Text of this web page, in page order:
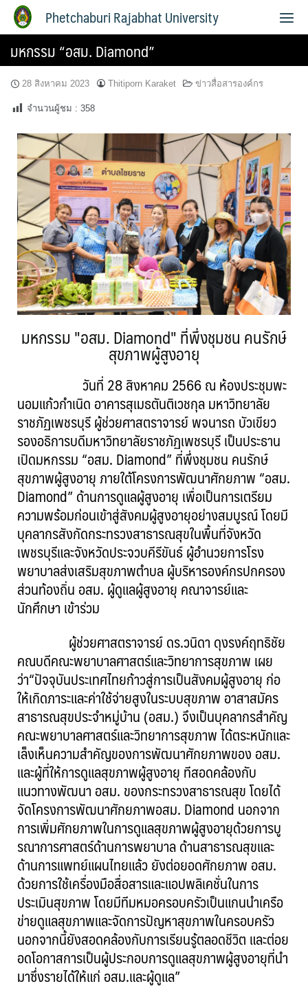
Phetchaburi Rajabhat University
มหกรรม “อสม. Diamond”
28 สิงหาคม 2023 Thitiporn Karaket ข่าวสื่อสารองค์กร
จำนวนผู้ชม : 358
มหกรรม "อสม. Diamond" ที่พึ่งชุมชน คนรักษ์
สุขภาพผู้สูงอายุ
วันที่ 28 สิงหาคม 2566 ณ ห้องประชุมพะ
นอมแก้วกำเนิด อาคารสุเมธตันติเวชกุล มหาวิทยาลัย
ราชภัฏเพชรบุรี ผู้ช่วยศาสตราจารย์ พจนารถ บัวเขียว
รองอธิการบดีมหาวิทยาลัยราชภัฏเพชรบุรี เป็นประธาน
เปิดมหกรรม “อสม. Diamond” ที่พึ่งชุมชน คนรักษ์
สุขภาพผู้สูงอายุ ภายใต้โครงการพัฒนาศักยภาพ “อสม.
Diamond” ด้านการดูแลผู้สูงอายุ เพื่อเป็นการเตรียม
ความพร้อมก่อนเข้าสู่สังคมผู้สูงอายุอย่างสมบูรณ์ โดยมี
บุคลากรสังกัดกระทรวงสาธารณสุขในพื้นที่จังหวัด
เพชรบุรีและจังหวัดประจวบคีรีขันธ์ ผู้อำนวยการโรง
พยาบาลส่งเสริมสุขภาพตำบล ผู้บริหารองค์กรปกครอง
ส่วนท้องถิ่น อสม. ผู้ดูแลผู้สูงอายุ คณาจารย์และ
นักศึกษา เข้าร่วม
ผู้ช่วยศาสตราจารย์ ดร.วนิดา ดุงรงค์ฤทธิชัย
คณบดีคณะพยาบาลศาสตร์และวิทยาการสุขภาพ เผย
ว่า“ปัจจุบันประเทศไทยก้าวสู่การเป็นสังคมผู้สูงอายุ ก่อ
ให้เกิดภาระและค่าใช้จ่ายสูงในระบบสุขภาพ อาสาสมัคร
สาธารณสุขประจำหมู่บ้าน (อสม.) จึงเป็นบุคลากรสำคัญ
คณะพยาบาลศาสตร์และวิทยาการสุขภาพ ได้ตระหนักและ
เล็งเห็นความสำคัญของการพัฒนาศักยภาพของ อสม.
และผู้ที่ให้การดูแลสุขภาพผู้สูงอายุ ทีสอดคล้องกับ
แนวทางพัฒนา อสม. ของกระทรวงสาธารณสุข โดยได้
จัดโครงการพัฒนาศักยภาพอสม. Diamond นอกจาก
การเพิ่มศักยภาพในการดูแลสุขภาพผู้สูงอายุด้วยการบู
รณาการศาสตร์ด้านการพยาบาล ด้านสาธารณสุขและ
ด้านการแพทย์แผนไทยแล้ว ยังต่อยอดศักยภาพ อสม.
ด้วยการใช้เครื่องมือสื่อสารและแอปพลิเคชั่นในการ
ประเมินสุขภาพ โดยมีทีมหมอครอบครัวเป็นแกนนำเครือ
ข่ายดูแลสุขภาพและจัดการปัญหาสุขภาพในครอบครัว
นอกจากนี้ยังสอดคล้องกับการเรียนรู้ตลอดชีวิต และต่อย
อดโอกาสการเป็นผู้ประกอบการดูแลสุขภาพผู้สูงอายุที่นำ
มาซึ่งรายได้ให้แก่ อสม.และผู้ดูแล”